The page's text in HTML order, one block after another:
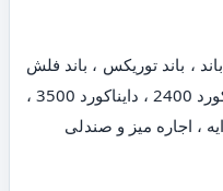
، باند توریکس ، باند فلش
خور ، ساب ، دایناکورد 1800 ، دایناکورد 2400 ، دایناکورد 3500 ،
، اجاره میز و صندلی